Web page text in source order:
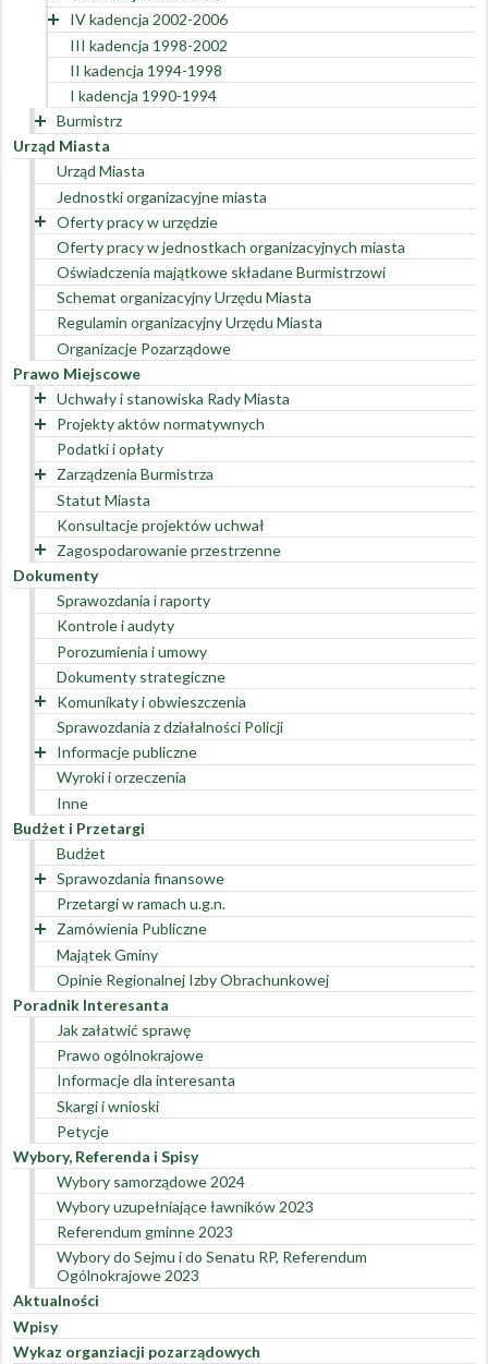
Skład Rady Miasta V kadencji i Oświadczenia Majątkowe
Sesje Rady Miasta Podkowa Leśna V kadencji - terminy i
programy Sesji
Komisje Rady Miasta
Informacja o posiedzeniach Komisji
Adresy e-mail Radnych Miasta Miasta
IV kadencja 2002-2006
Skład Rady Miasta i Oświadczenia Majątkowe Radnych IV
Kadencji 2002 – 2006
Komisje Rady
Komisje Stałe Rady
Komisje Doraźne Rady
Posiedzenia Komisji stałych IV kadencji
Sesje Rady Miasta IV kadencji
Plan Pracy Rady Miasta
III kadencja 1998-2002
II kadencja 1994-1998
I kadencja 1990-1994
Burmistrz
Burmistrz Miasta kadencji 2018-2024
Burmistrz Miasta kadencji 2014-2018
Burmistrz Miasta kadencji 2010-2014
Urząd Miasta
Urząd Miasta
Jednostki organizacyjne miasta
Oferty pracy w urzędzie
w 2024 roku
w 2023 roku
w 2022 roku
w 2021 roku
w 2020 roku
Oferty pracy w jednostkach organizacyjnych miasta
Oświadczenia majątkowe składane Burmistrzowi
Schemat organizacyjny Urzędu Miasta
Regulamin organizacyjny Urzędu Miasta
Organizacje Pozarządowe
Prawo Miejscowe
Uchwały i stanowiska Rady Miasta
Kadencja 2018 – 2024
Kadencja 2014 – 2018
Kadencja 2010 – 2014
Kadencja 2006 - 2010
Kadencja 2002 - 2006
Kadencja 1998 – 2002
Projekty aktów normatywnych
Kadencja Rady Miasta 2018-2024
Kadencja Rady Miasta 2014-2018
Kadencja Rady Miasta 2010-2014
Kadencja Rady Miasta 2006-2010
Kadencja Rady Miasta 2002-2006
Podatki i opłaty
Zarządzenia Burmistrza
Zarządzenia finansowe
Zarządzenia organizacyjne
Statut Miasta
Konsultacje projektów uchwał
Zagospodarowanie przestrzenne
Dane przestrzenne
Dokumenty
Sprawozdania i raporty
Kontrole i audyty
Porozumienia i umowy
Dokumenty strategiczne
Komunikaty i obwieszczenia
Wykaz zgromadzeń publicznych
Pozostałe
Sprawozdania z działalności Policji
Informacje publiczne
Interpretacje
Decyzje
Wyroki i orzeczenia
Inne
Budżet i Przetargi
Budżet
Sprawozdania finansowe
Rok 2022
Rok 2021
Rok 2020
Rok 2019
Rok 2018
Przetargi w ramach u.g.n.
Zamówienia Publiczne
Zamówienia powyżej 130 000 zł
Przetargi Archiwalne
Zamówienia poniżej 130 000 zł
Archiwum
Plan zamówień publicznych
Rejestr umów
Rejestr umów w roku 2023
Rejestr umów w roku 2022
Rejestr umów w roku 2021
Rejestr umów w roku 2020
Rejestr umów w roku 2019
Rejestr umów w roku 2018
Rejestr umów w roku 2017
Rejestr umów w roku 2016
Rejestr umów w roku 2015
Rejestr umów w roku 2014
Rejestr umów w roku 2013
Rejestr umów w roku 2012
Majątek Gminy
Opinie Regionalnej Izby Obrachunkowej
Poradnik Interesanta
Jak załatwić sprawę
Prawo ogólnokrajowe
Informacje dla interesanta
Skargi i wnioski
Petycje
Wybory, Referenda i Spisy
Wybory samorządowe 2024
Wybory uzupełniające ławników 2023
Referendum gminne 2023
Wybory do Sejmu i do Senatu RP, Referendum
Ogólnokrajowe 2023
Aktualności
Wpisy
Wykaz organziacji pozarządowych